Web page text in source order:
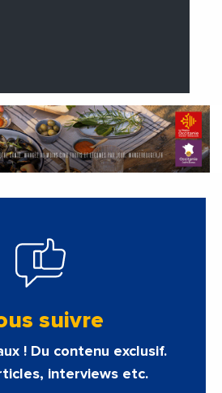
suivre
! Du contenu exclusif.
interviews etc.